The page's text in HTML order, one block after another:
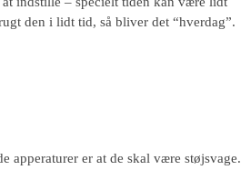
den i lidt tid, så bliver det “hverdag”.
apperaturer er at de skal være støjsvage.